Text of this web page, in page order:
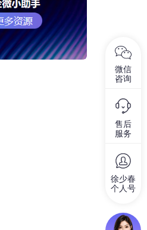
微信
咨询
售后
服务
徐少春
个人号